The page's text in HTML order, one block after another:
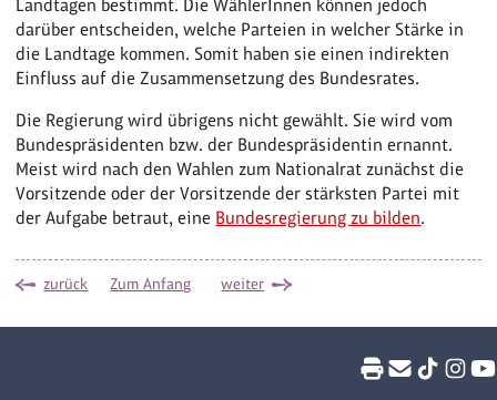
Landtagen bestimmt. Die WählerInnen können jedoch
darüber entscheiden, welche Parteien in welcher Stärke in
die Landtage kommen. Somit haben sie einen indirekten
Einfluss auf die Zusammensetzung des Bundesrates.
Die Regierung wird übrigens nicht gewählt. Sie wird vom
Bundespräsidenten bzw. der Bundespräsidentin ernannt.
Meist wird nach den Wahlen zum Nationalrat zunächst die
Vorsitzende oder der Vorsitzende der stärksten Partei mit
der Aufgabe betraut, eine Bundesregierung zu bilden.
zurück Zum Anfang weiter